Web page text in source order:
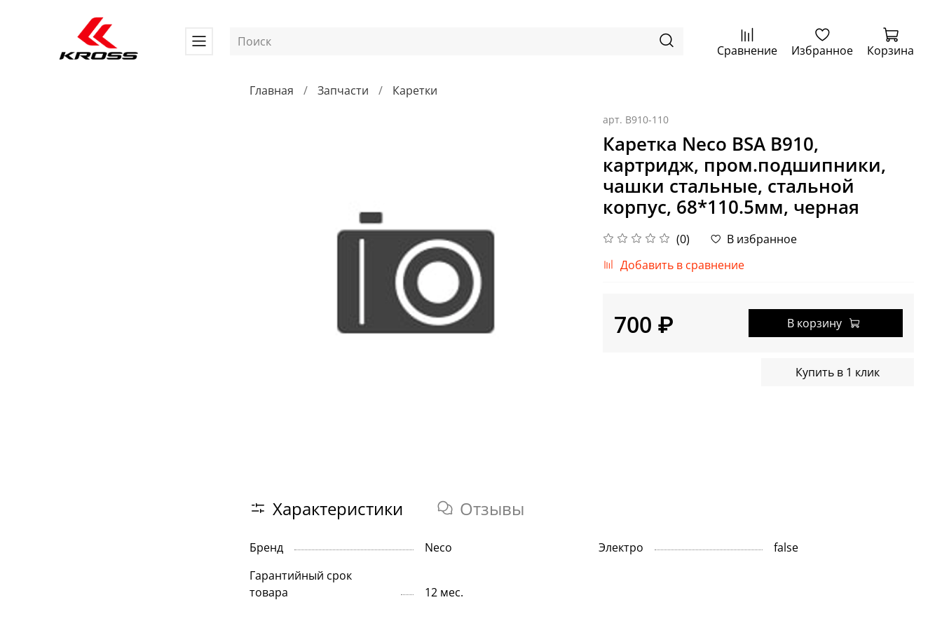
Сравнение Избранное Корзина
Главная Запчасти Каретки
арт. B910-110
Каретка Neco BSA B910,
картридж, пром.подшипники,
чашки стальные, стальной
корпус, 68*110.5мм, черная
(0)
В избранное
Добавить в сравнение
700 ₽ В корзину
Купить в 1 клик
Характеристики Отзывы
Бренд Neco Электро
false
Гарантийный срок
товара
12 мес.